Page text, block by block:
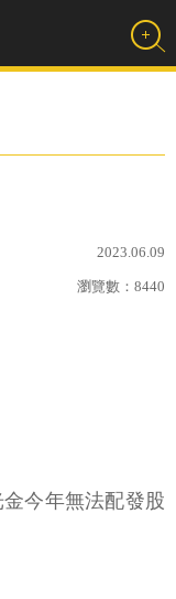
2023.06.09
瀏覽數： 8440
今年無法配發股